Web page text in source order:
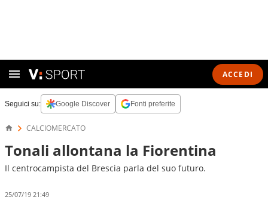
ACCEDI
Seguici su: Google Discover Fonti preferite
CALCIOMERCATO
Tonali allontana la Fiorentina
Il centrocampista del Brescia parla del suo futuro.
25/07/19 21:49